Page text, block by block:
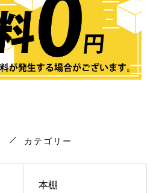
カテゴリー
本棚